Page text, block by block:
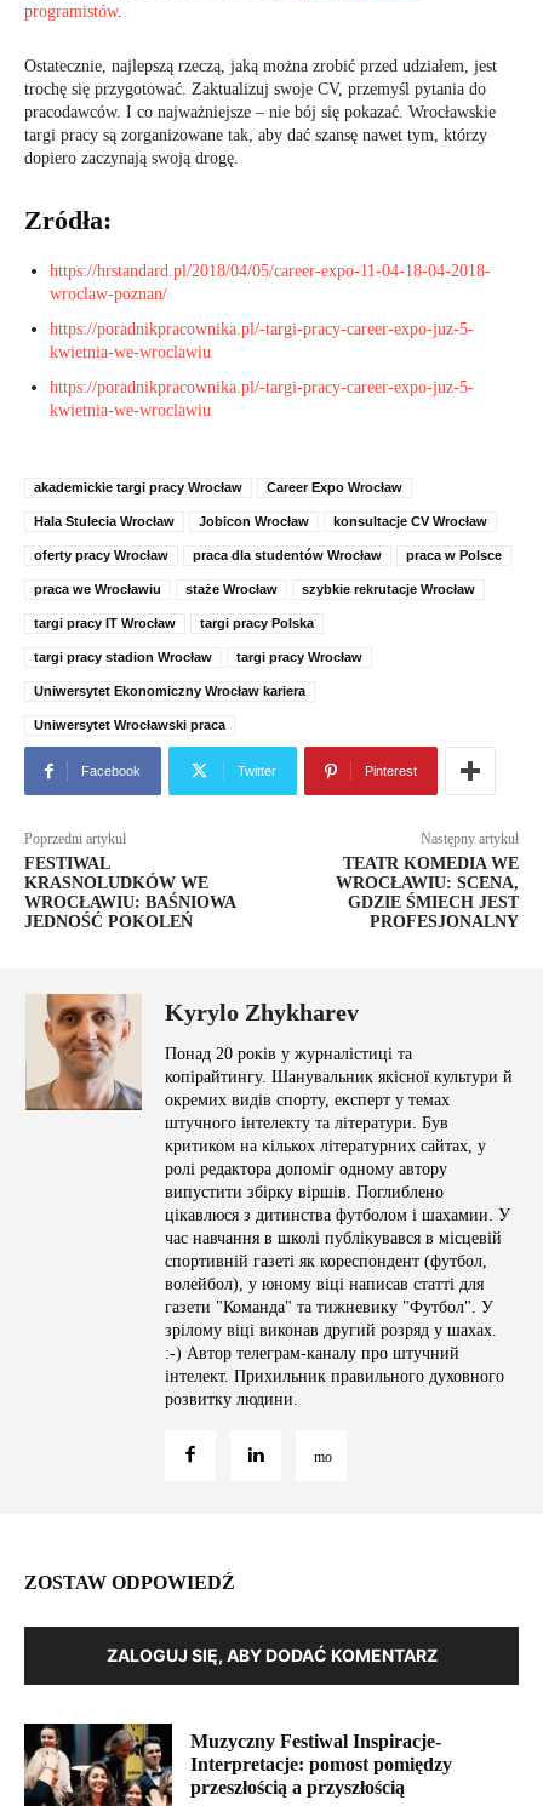
programistów.
Ostatecznie, najlepszą rzeczą, jaką można zrobić przed udziałem, jest
trochę się przygotować. Zaktualizuj swoje CV, przemyśl pytania do
pracodawców. I co najważniejsze – nie bój się pokazać. Wrocławskie
targi pracy są zorganizowane tak, aby dać szansę nawet tym, którzy
dopiero zaczynają swoją drogę.
Zródła:
https://hrstandard.pl/2018/04/05/career-expo-11-04-18-04-2018-
wroclaw-poznan/
https://poradnikpracownika.pl/-targi-pracy-career-expo-juz-5-
kwietnia-we-wroclawiu
https://poradnikpracownika.pl/-targi-pracy-career-expo-juz-5-
kwietnia-we-wroclawiu
akademickie targi pracy Wrocław Career Expo Wrocław
Hala Stulecia Wrocław Jobicon Wrocław konsultacje CV Wrocław
oferty pracy Wrocław praca dla studentów Wrocław praca w Polsce
praca we Wrocławiu staże Wrocław szybkie rekrutacje Wrocław
targi pracy IT Wrocław targi pracy Polska
targi pracy stadion Wrocław targi pracy Wrocław
Uniwersytet Ekonomiczny Wrocław kariera
Uniwersytet Wrocławski praca
Facebook Twitter Pinterest
Poprzedni artykuł
FESTIWAL
KRASNOLUDKÓW WE
WROCŁAWIU: BAŚNIOWA
JEDNOŚĆ POKOLEŃ
Następny artykuł
TEATR KOMEDIA WE
WROCŁAWIU: SCENA,
GDZIE ŚMIECH JEST
PROFESJONALNY
Kyrylo Zhykharev
Понад 20 років у журналістиці та
копірайтингу. Шанувальник якісної культури й
окремих видів спорту, експерт у темах
штучного інтелекту та літератури. Був
критиком на кількох літературних сайтах, у
ролі редактора допоміг одному автору
випустити збірку віршів. Поглиблено
цікавлюся з дитинства футболом і шахамии. У
час навчання в школі публікувався в місцевій
спортивній газеті як кореспондент (футбол,
волейбол), у юному віці написав статті для
газети "Команда" та тижневику "Футбол". У
зрілому віці виконав другий розряд у шахах.
:-) Автор телеграм-каналу про штучний
інтелект. Прихильник правильного духовного
розвитку людини.
ZOSTAW ODPOWIEDŹ
ZALOGUJ SIĘ, ABY DODAĆ KOMENTARZ
Muzyczny Festiwal Inspiracje-
Interpretacje: pomost pomiędzy
przeszłością a przyszłością